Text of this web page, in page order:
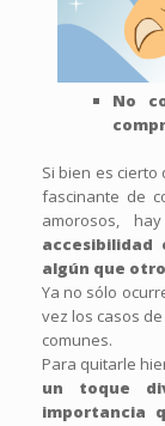
No
Si bien es
fascinante de
amorosos,
accesibilidad
algún que
Ya no sólo
vez los casos
comunes.
Para quitarle
un toque
importancia